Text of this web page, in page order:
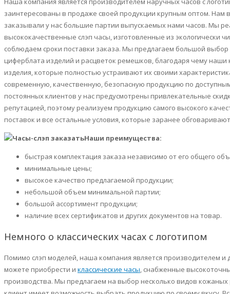
заинтересованы в продаже своей продукции крупным оптом. Нам
заказывали у нас большие партии выпускаемых нами часов. Мы
высококачественные слэп часы, изготовленные из экологически
соблюдаем сроки поставки заказа. Мы предлагаем большой
циферблата изделий и расцветок ремешков, благодаря чему наши
изделия, которые полностью устраивают их своими
современную, качественную, безопасную продукцию по
постоянных клиентов у нас предусмотрены привлекательные
репутацией, поэтому реализуем продукцию самого высокого
поставок и все остальные условия, которые заранее
Наши преимущества:
быстрая комплектация заказа независимо от его общего
минимальные цены;
высокое качество предлагаемой продукции;
небольшой объем минимальной партии;
большой ассортимент продукции;
наличие всех сертификатов и других документов на товар.
Немного о классических часах с логотипом
Помимо слэп моделей, наша компания является производителем и
можете приобрести и классические часы, снабженные
производства. Мы предлагаем на выбор несколько видов